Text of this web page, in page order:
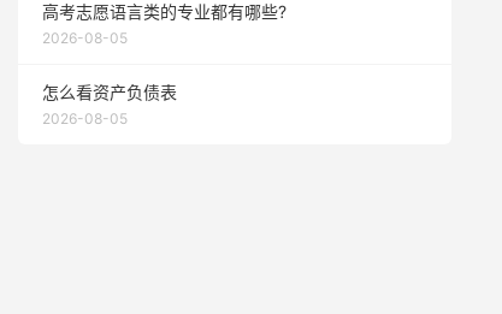
高考志愿语言类的专业都有哪些?
2026-08-05
怎么看资产负债表
2026-08-05